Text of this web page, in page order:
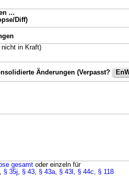
...
Diff)
nicht in Kraft)
Änderungen (Verpasst?
gesamt oder einzeln für
, § 35j, § 43, § 43a, § 43l , § 44c, § 118